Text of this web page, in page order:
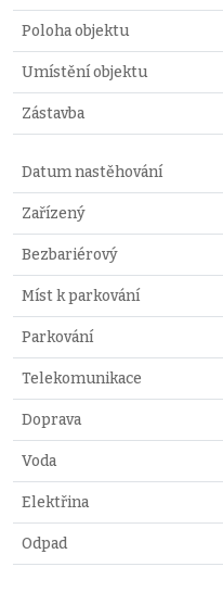
Poloha objektu
Umístění objektu
Zástavba
Datum nastěhování
Zařízený
Bezbariérový
Míst k parkování
Parkování
Telekomunikace
Doprava
Voda
Elektřina
Odpad